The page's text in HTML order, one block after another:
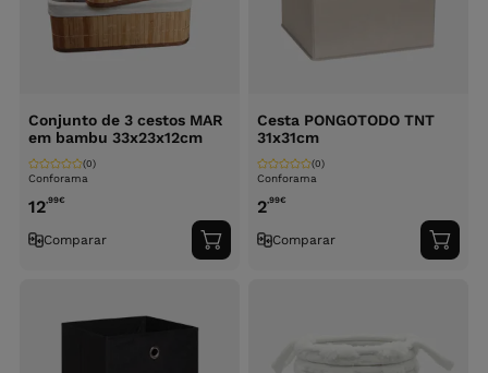
Conjunto de 3 cestos MAR
em bambu 33x23x12cm
Conforama
(0)
12,99€
Comparar
Adicionar
ao
Cesta PONGOTODO TNT
31x31cm
Conforama
(0)
2,99€
Comparar
ao